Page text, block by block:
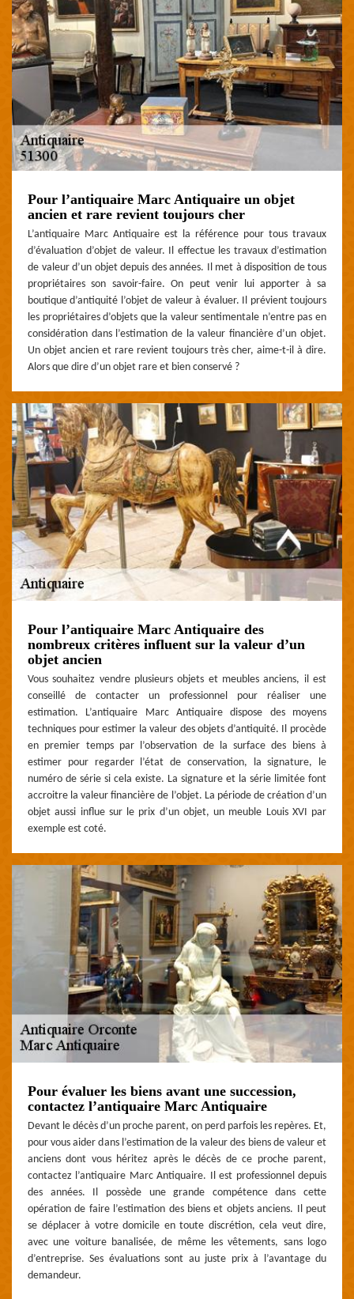
Pour l’antiquaire Marc Antiquaire un objet
ancien et rare revient toujours cher
L’antiquaire Marc Antiquaire est la référence pour tous travaux
d’évaluation d’objet de valeur. Il effectue les travaux d’estimation
de valeur d’un objet depuis des années. Il met à disposition de tous
propriétaires son savoir-faire. On peut venir lui apporter à sa
boutique d’antiquité l’objet de valeur à évaluer. Il prévient toujours
les propriétaires d’objets que la valeur sentimentale n’entre pas en
considération dans l’estimation de la valeur financière d’un objet.
Un objet ancien et rare revient toujours très cher, aime-t-il à dire.
Alors que dire d’un objet rare et bien conservé ?
Pour l’antiquaire Marc Antiquaire des
nombreux critères influent sur la valeur d’un
objet ancien
Vous souhaitez vendre plusieurs objets et meubles anciens, il est
conseillé de contacter un professionnel pour réaliser une
estimation. L’antiquaire Marc Antiquaire dispose des moyens
techniques pour estimer la valeur des objets d’antiquité. Il procède
en premier temps par l’observation de la surface des biens à
estimer pour regarder l’état de conservation, la signature, le
numéro de série si cela existe. La signature et la série limitée font
accroitre la valeur financière de l’objet. La période de création d’un
objet aussi influe sur le prix d’un objet, un meuble Louis XVI par
exemple est coté.
Pour évaluer les biens avant une succession,
contactez l’antiquaire Marc Antiquaire
Devant le décès d’un proche parent, on perd parfois les repères. Et,
pour vous aider dans l’estimation de la valeur des biens de valeur et
anciens dont vous héritez après le décès de ce proche parent,
contactez l’antiquaire Marc Antiquaire. Il est professionnel depuis
des années. Il possède une grande compétence dans cette
opération de faire l’estimation des biens et objets anciens. Il peut
se déplacer à votre domicile en toute discrétion, cela veut dire,
avec une voiture banalisée, de même les vêtements, sans logo
d’entreprise. Ses évaluations sont au juste prix à l’avantage du
demandeur.